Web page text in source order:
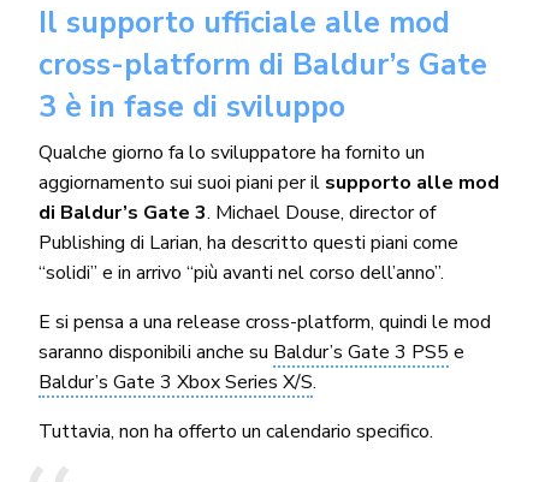
Il supporto ufficiale alle mod
cross-platform di Baldur’s Gate
3 è in fase di sviluppo
Qualche giorno fa lo sviluppatore ha fornito un
aggiornamento sui suoi piani per il supporto alle mod
di Baldur’s Gate 3. Michael Douse, director of
Publishing di Larian, ha descritto questi piani come
“solidi” e in arrivo “più avanti nel corso dell’anno”.
E si pensa a una release cross-platform, quindi le mod
saranno disponibili anche su Baldur’s Gate 3 PS5 e
Baldur’s Gate 3 Xbox Series X/S.
Tuttavia, non ha offerto un calendario specifico.